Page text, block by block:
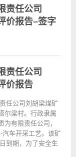
责任公司
价报告–签字
责任公司
价报告
任公司刘胡梁煤矿
尔梁村。行政隶属
有限责任公司，
车开采工艺。该矿
到期，为了安全生